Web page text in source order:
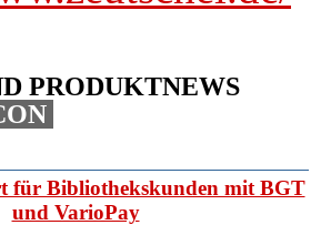
PRODUKTNEWS
für Bibliothekskunden mit BGT
und VarioPay